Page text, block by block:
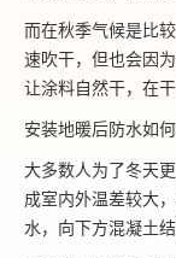
而在秋季气候是比
速吹干，但也会因
让涂料自然干，在
安装地暖后防水如何
大多数人为了冬天
成室内外温差较大
水，向下方混凝土